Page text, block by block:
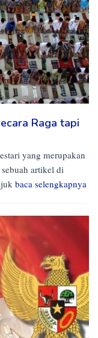
Raga tapi
yang merupakan
artikel di
baca selengkapnya